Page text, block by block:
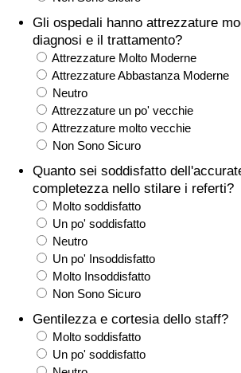
Gli ospedali hanno attrezzature
diagnosi e il trattamento?
Attrezzature Molto Moderne
Attrezzature Abbastanza Moderne
Neutro
Attrezzature un po' vecchie
Attrezzature molto vecchie
Non Sono Sicuro
Quanto sei soddisfatto
completezza nello stilare i referti?
Molto soddisfatto
Un po' soddisfatto
Neutro
Un po' Insoddisfatto
Molto Insoddisfatto
Non Sono Sicuro
Gentilezza e cortesia dello staff?
Molto soddisfatto
Un po' soddisfatto
Indice dell’Assistenza Sanitaria per
Nazione
Inquinamento
Indice dell’Inquinamento (Corrente)
Indice di inquinamento
Indice dell’Inquinamento per Nazione
Traffico
Indice del Traffico
Indice del traffico (Corrente)